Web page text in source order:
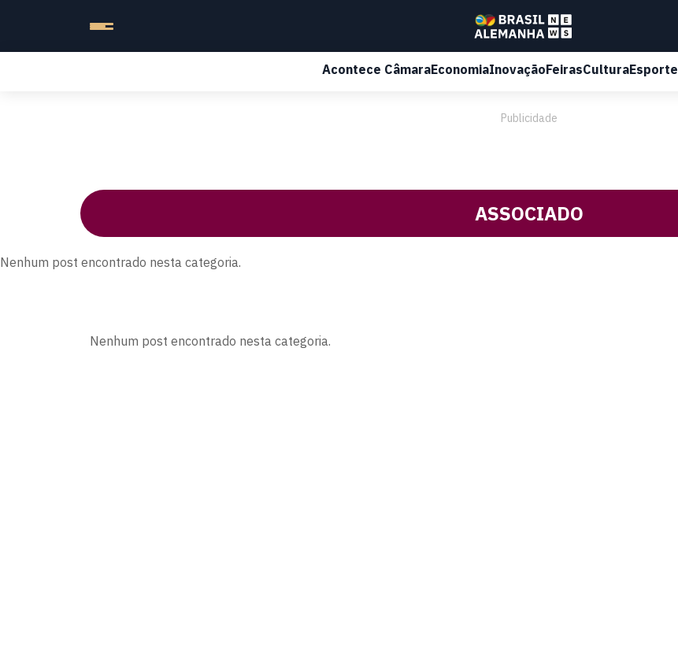
Acontece CâmaraEconomiaInovaçãoFeirasCulturaEsporte
Publicidade
ASSOCIADO
Nenhum post encontrado nesta categoria.
Nenhum post encontrado nesta categoria.